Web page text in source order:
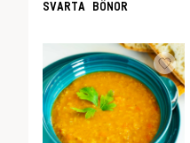
SVARTA BÖNOR